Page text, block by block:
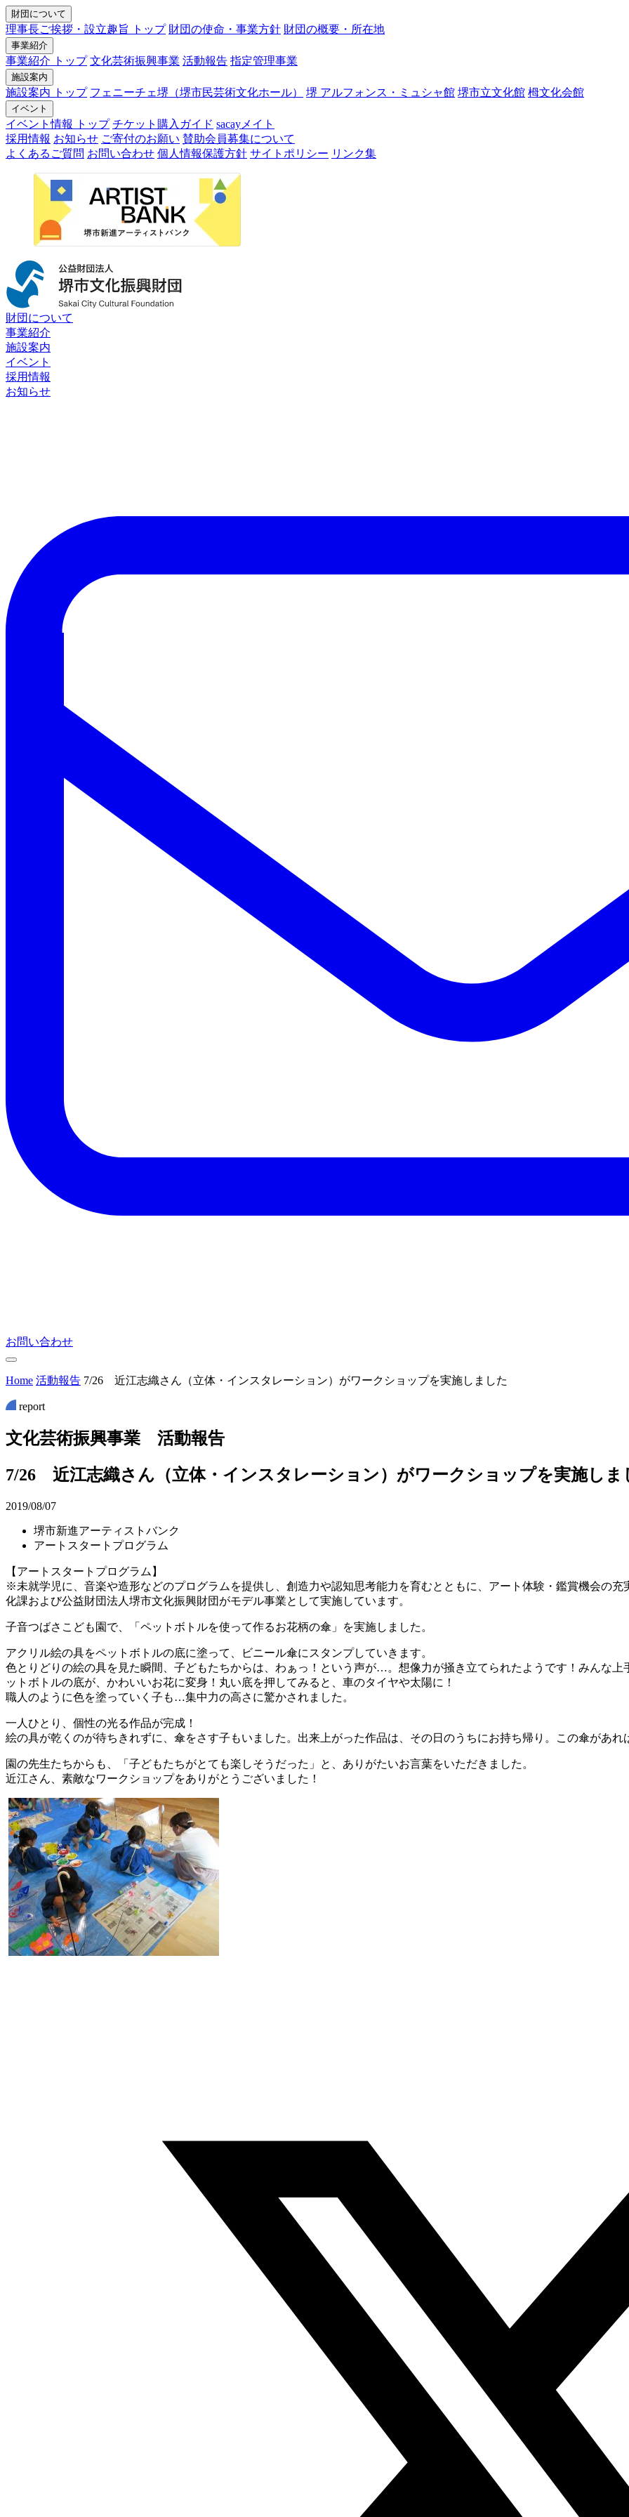
財団について
理事長ご挨拶・設立趣旨 トップ 財団の使命・事業方針 財団の概要・所在地
事業紹介
事業紹介 トップ 文化芸術振興事業 活動報告 指定管理事業
施設案内
施設案内 トップ フェニーチェ堺（堺市民芸術文化ホール） 堺 アルフォンス・ミュシャ館 堺市立文化館 栂文化会館
イベント
イベント情報 トップ チケット購入ガイド sacayメイト
採用情報 お知らせ ご寄付のお願い 賛助会員募集について
よくあるご質問 お問い合わせ 個人情報保護方針 サイトポリシー リンク集
財団について
事業紹介
施設案内
イベント
採用情報
お知らせ
お問い合わせ
Home 活動報告 7/26 近江志織さん（立体・インスタレーション）がワークショップを実施しました
report
文化芸術振興事業 活動報告
7/26 近江志織さん（立体・インスタレーション）がワークショップを実施しま
2019/08/07
堺市新進アーティストバンク
アートスタートプログラム
【アートスタートプログラム】
※未就学児に、音楽や造形などのプログラムを提供し、創造力や認知思考能力を育むとともに、アート体験・鑑賞機会の
化課および公益財団法人堺市文化振興財団がモデル事業として実施しています。
子音つばさこども園で、「ペットボトルを使って作るお花柄の傘」を実施しました。
アクリル絵の具をペットボトルの底に塗って、ビニール傘にスタンプしていきます。
色とりどりの絵の具を見た瞬間、子どもたちからは、わぁっ！という声が…。想像力が掻き立てられたようです！みんな
ットボトルの底が、かわいいお花に変身！丸い底を押してみると、車のタイヤや太陽に！
職人のように色を塗っていく子も…集中力の高さに驚かされました。
一人ひとり、個性の光る作品が完成！
絵の具が乾くのが待ちきれずに、傘をさす子もいました。出来上がった作品は、その日のうちにお持ち帰り。この傘があ
園の先生たちからも、「子どもたちがとても楽しそうだった」と、ありがたいお言葉をいただきました。
近江さん、素敵なワークショップをありがとうございました！